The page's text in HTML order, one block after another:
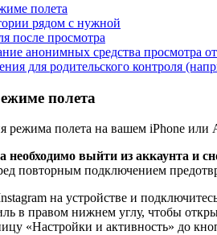
полета
рядом с нужной
после просмотра
анонимных средства просмотра
для родительского контроля
полета
режима полета на вашем iPhone или
необходимо выйти из аккаунта и
повторным подключением
на устройстве и
в правом нижнем углу, чтобы
«Настройки и активность» до